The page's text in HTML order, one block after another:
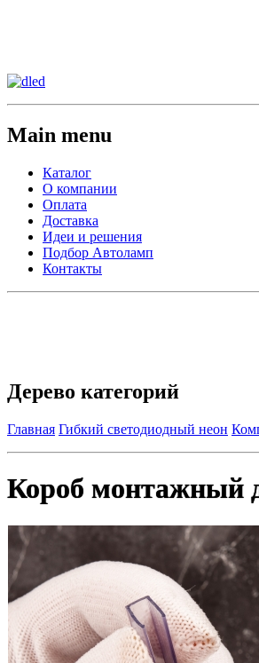
Main menu
Каталог
О компании
Оплата
Доставка
Идеи и решения
Подбор Автоламп
Контакты
Дерево категорий
Главная Гибкий светодиодный неон
Короб монтажный